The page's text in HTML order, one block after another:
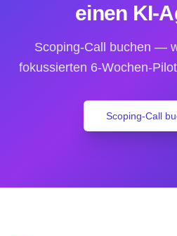
einen KI-
Scoping-Call buchen —
fokussierten 6-Wochen-
Scoping-Call